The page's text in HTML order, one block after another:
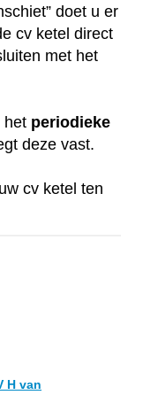
doet u er
cv ketel direct
met het
het periodieke
deze vast.
cv ketel ten
H van